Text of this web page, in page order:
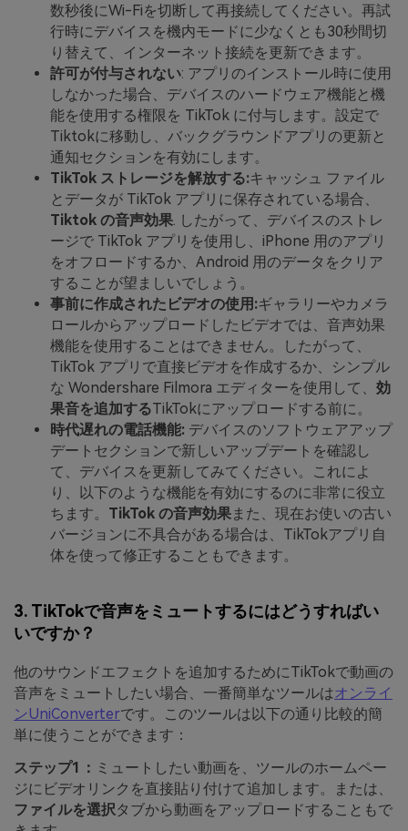
数秒後にWi-Fiを切断して再接続してください。再試
行時にデバイスを機内モードに少なくとも30秒間切
り替えて、インターネット接続を更新できます。
許可が付与されない: アプリのインストール時に使用
しなかった場合、デバイスのハードウェア機能と機
能を使用する権限を TikTok に付与します。設定で
Tiktokに移動し、バックグラウンドアプリの更新と
通知セクションを有効にします。
TikTok ストレージを解放する:キャッシュ ファイル
とデータが TikTok アプリに保存されている場合、
Tiktok の音声効果 . したがって、デバイスのストレ
ージで TikTok アプリを使用し、iPhone 用のアプリ
をオフロードするか、Android 用のデータをクリア
することが望ましいでしょう。
事前に作成されたビデオの使用:ギャラリーやカメラ
ロールからアップロードしたビデオでは、音声効果
機能を使用することはできません。したがって、
TikTok アプリで直接ビデオを作成するか、シンプル
な Wondershare Filmora エディターを使用して、 効
果音を追加するTikTokにアップロードする前に。
時代遅れの電話機能: デバイスのソフトウェアアップ
デートセクションで新しいアップデートを確認し
て、デバイスを更新してみてください。これによ
り、以下のような機能を有効にするのに非常に役立
ちます。 TikTok の音声効果また、現在お使いの古い
バージョンに不具合がある場合は、TikTokアプリ自
体を使って修正することもできます。
3. TikTokで音声をミュートするにはどうすればい
いですか？
他のサウンドエフェクトを追加するためにTikTokで動画の
音声をミュートしたい場合、一番簡単なツールはオンライ
ンUniConverterです。このツールは以下の通り比較的簡
単に使うことができます：
ステップ1： ミュートしたい動画を、ツールのホームペー
ジにビデオリンクを直接貼り付けて追加します。または、
ファイルを選択タブから動画をアップロードすることもで